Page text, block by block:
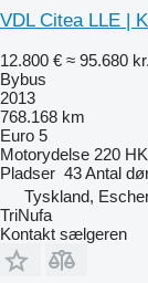
VDL Citea LLE |
12.800 € ≈ 95.680 kr.
Bybus
2013
768.168 km
Euro 5
Motorydelse 220
Pladser 43Antal
Tyskland,
TriNufa
Kontakt sælgeren